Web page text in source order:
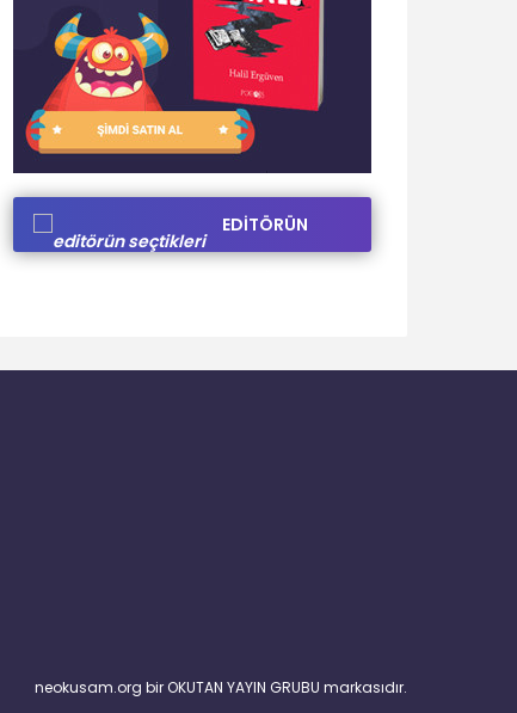
EDİTÖRÜN
neokusam.org bir OKUTAN YAYIN GRUBU markasıdır.